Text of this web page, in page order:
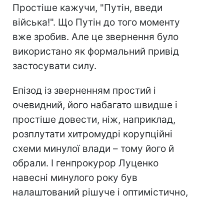
Простіше кажучи, "Путін, введи
війська!". Що Путін до того моменту
вже зробив. Але це звернення було
використано як формальний привід
застосувати силу.
Епізод із зверненням простий і
очевидний, його набагато швидше і
простіше довести, ніж, наприклад,
розплутати хитромудрі корупційні
схеми минулої влади – тому його й
обрали. І генпрокурор Луценко
навесні минулого року був
налаштований рішуче і оптимістично,